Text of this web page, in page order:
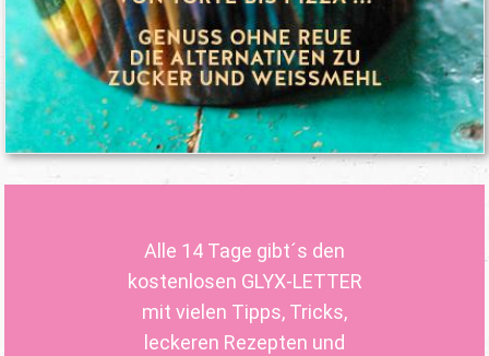
Alle 14 Tage gibt´s den
kostenlosen GLYX-LETTER
mit vielen Tipps, Tricks,
leckeren Rezepten und